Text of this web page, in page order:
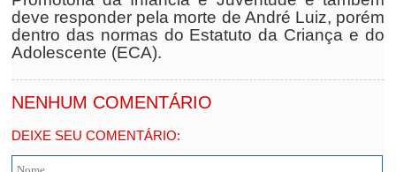
deve responder pela morte de André Luiz, porém
dentro das normas do Estatuto da Criança e do
Adolescente (ECA).
NENHUM COMENTÁRIO
DEIXE SEU COMENTÁRIO: